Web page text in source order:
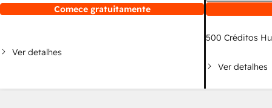
Comece gratuitamente
Ver detalhes
500 Créditos
Ver detalhes